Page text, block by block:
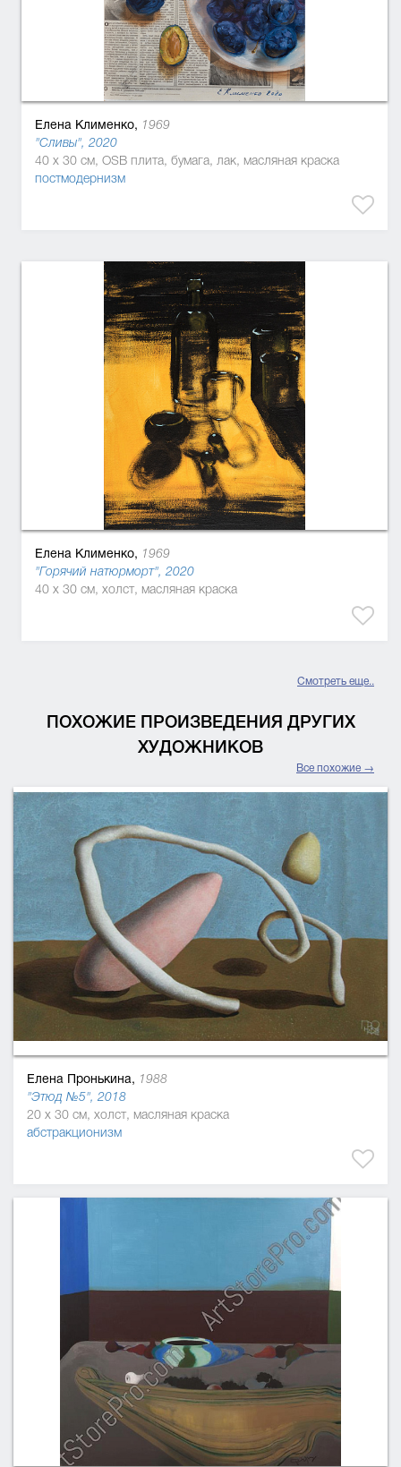
Елена Клименко, 1969
"Сливы", 2020
40 x 30 см, OSB плита, бумага, лак, масляная краска
постмодернизм
Елена Клименко, 1969
"Горячий натюрморт", 2020
40 x 30 см, холст, масляная краска
Смотреть еще..
ПОХОЖИЕ ПРОИЗВЕДЕНИЯ ДРУГИХ
ХУДОЖНИКОВ
Все похожие →
Елена Пронькина, 1988
"Этюд №5", 2018
20 x 30 см, холст, масляная краска
абстракционизм